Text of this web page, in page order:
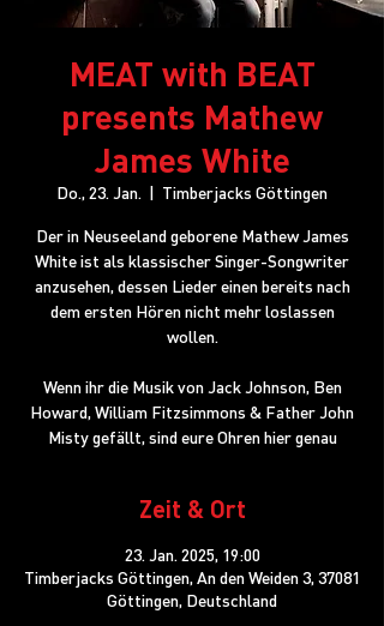
MEAT with BEAT
presents Mathew
James White
Do., 23. Jan.
  |
Timberjacks Göttingen
Der in Neuseeland geborene Mathew James
White ist als klassischer Singer-Songwriter
anzusehen, dessen Lieder einen bereits nach
dem ersten Hören nicht mehr loslassen
wollen.
Wenn ihr die Musik von Jack Johnson, Ben
Howard, William Fitzsimmons & Father John
Misty gefällt, sind eure Ohren hier genau
Zeit & Ort
23. Jan. 2025, 19:00
Timberjacks Göttingen, An den Weiden 3, 37081
Göttingen, Deutschland